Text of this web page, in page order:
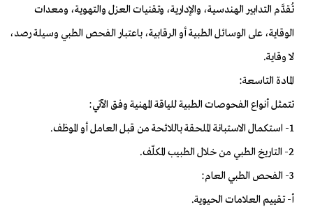
تُقدَّم التدابير الهندسية، والإدارية، وتقنيات العزل والتهوية، ومعدات
الوقاية، على الوسائل الطبية أو الرقابية، باعتبار الفحص الطبي وسيلة رصد،
لا وقاية.
المادة التاسعة:
تتمثل أنواع الفحوصات الطبية للياقة المهنية وفق الآتي:
1- استكمال الاستبانة الملحقة باللائحة من قبل العامل أو الموظف.
2- التاريخ الطبي من خلال الطبيب المكلّف.
3- الفحص الطبي العام:
أ- تقييم العلامات الحيوية.